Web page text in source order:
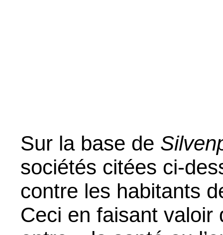
Sur la base de
sociétés citées ci-
contre les habitants
Ceci en faisant valoir